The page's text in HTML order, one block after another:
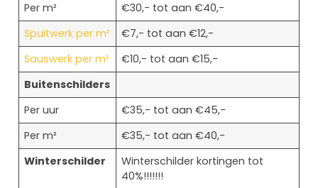
Per m²
€30,- tot aan €40,-
Spuitwerk per m²
€7,- tot aan €12,-
Sauswerk per m²
€10,- tot aan €15,-
Buitenschilders
Per uur
€35,- tot aan €45,-
Per m²
€35,- tot aan €40,-
Winterschilder
Winterschilder kortingen tot
40%!!!!!!!